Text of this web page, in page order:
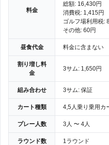
料金
総額: 16,430円
消費税: 1,415円
ゴルフ場利用税:
その他: 60円
昼食代金 料金に含まない
割り増し料
金
3サム: 1,650円
組み合わせ 3サム: 保証
カート種類 4,5人乗り乗用カ
プレー人数 3人 〜 4人
ラウンド数 1ラウンド